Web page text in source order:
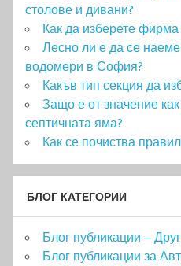
столове и дивани?
Как да изберете
Лесно ли е да се
водомери в София?
Какъв тип секция да
Защо е от значение
септичната яма?
Как се почиства
БЛОГ КАТЕГОРИИ
Блог публикации –
Блог публикации за